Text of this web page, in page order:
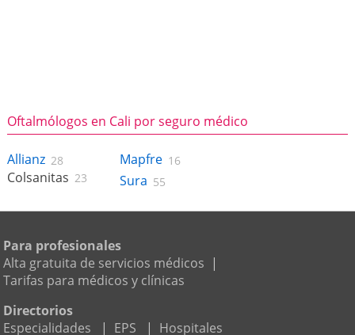
Oftalmólogos en Cali por seguro médico
Allianz 28
Colsanitas 23
Mapfre 16
Sura 55
Para profesionales
Alta gratuita de servicios médicos |
Tarifas para médicos y clínicas
Directorios
Especialidades
| EPS | Hospitales